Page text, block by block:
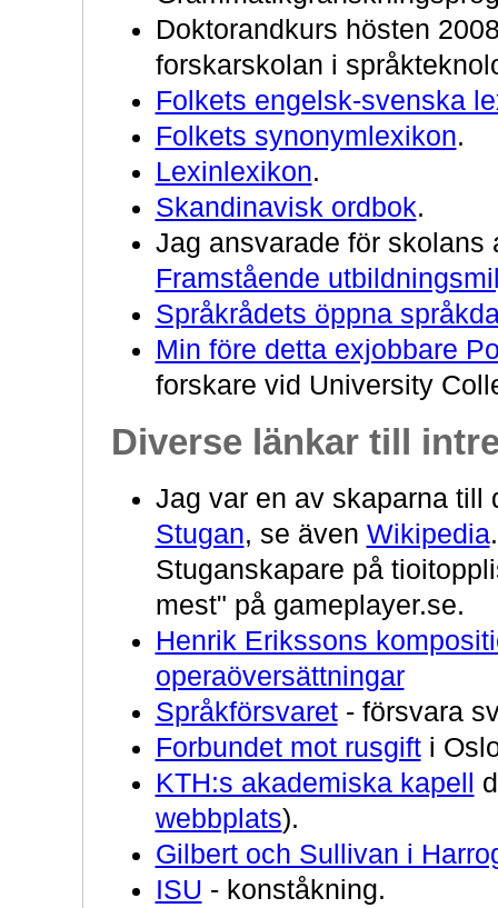
Doktorandkurs hösten
forskarskolan i
Folkets engelsk-svenska
Folkets synonymlexikon.
Lexinlexikon.
Skandinavisk ordbok.
Jag ansvarade för skolans
Framstående
Språkrådets öppna
Min före detta exjobbare
forskare vid University
Diverse länkar till
Jag var en av skaparna till
Stugan, se även Wikipedia
Stuganskapare på
mest" på gameplayer.se.
Henrik Erikssons
operaöversättningar
Språkförsvaret- försvara
Forbundet mot rusgifti
KTH:s akademiska kapell
webbplats).
Gilbert och Sullivan i
ISU - konståkning.